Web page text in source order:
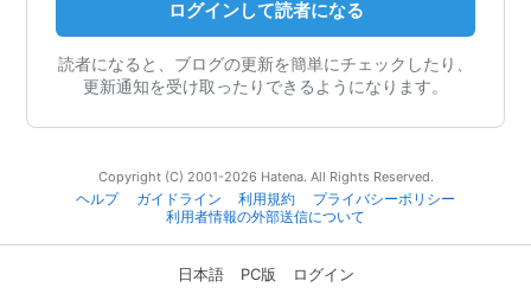
ログインして読者になる
読者になると、ブログの更新を簡単にチェックしたり、
更新通知を受け取ったりできるようになります。
Copyright (C) 2001-2026 Hatena. All Rights Reserved.
ヘルプ
ガイドライン 利用規約
プライバシーポリシー
利用者情報の外部送信について
日本語 PC版 ログイン